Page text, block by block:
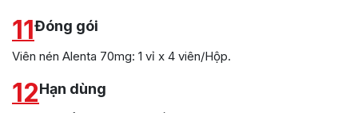
11Đóng gói
Viên nén Alenta 70mg: 1 vỉ x 4 viên/Hộp.
12Hạn dùng